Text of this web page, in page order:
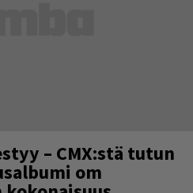
– CMX:stä tutun
om